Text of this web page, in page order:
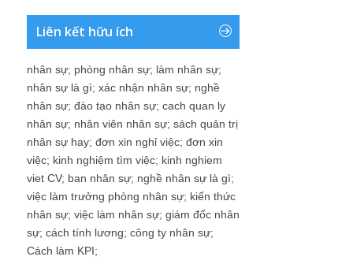
Liên kết hữu ích
nhân sự; phòng nhân sự; làm nhân sự;
nhân sự là gì; xác nhận nhân sự; nghề
nhân sự; đào tạo nhân sự; cach quan ly
nhân sự; nhân viên nhân sự; sách quản trị
nhân sự hay; đơn xin nghỉ việc; đơn xin
việc; kinh nghiệm tìm việc; kinh nghiem
viet CV; ban nhân sự; nghề nhân sự là gì;
việc làm trưởng phòng nhân sự; kiến thức
nhân sự; việc làm nhân sự; giám đốc nhân
sự; cách tính lương; công ty nhân sự;
Cách làm KPI;